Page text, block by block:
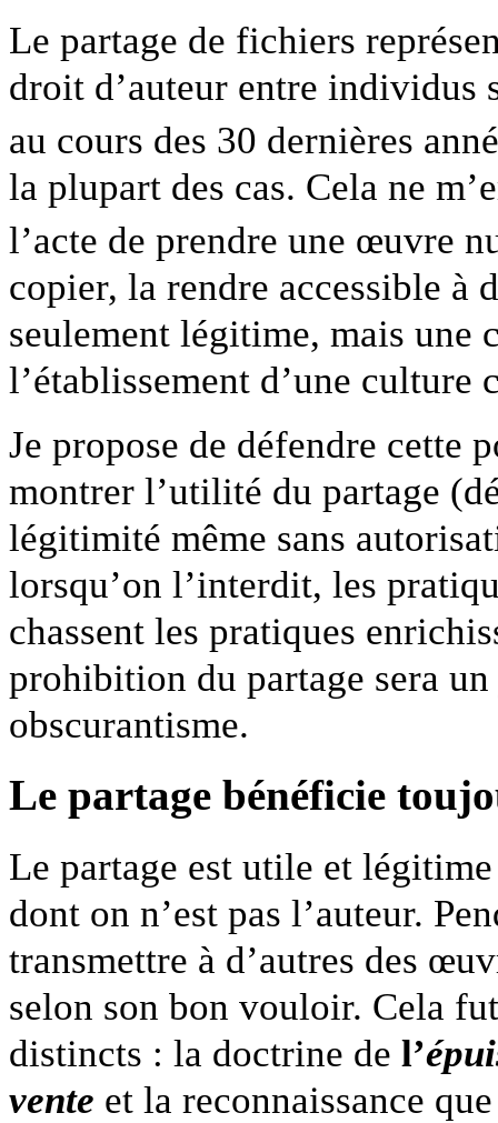
Le partage de fichiers
droit d’auteur entre individus
au cours des 30 dernières
la plupart des cas. Cela ne
l’acte de prendre une œuvre
copier, la rendre accessible à
seulement légitime, mais une
l’établissement d’une culture
Je propose de défendre cette
montrer l’utilité du partage
légitimité même sans
lorsqu’on l’interdit, les
chassent les pratiques
prohibition du partage sera
obscurantisme.
Le partage bénéficie
Le partage est utile et
dont on n’est pas l’auteur.
transmettre à d’autres des
selon son bon vouloir. Cela
distincts : la doctrine de l’
vente et la reconnaissance